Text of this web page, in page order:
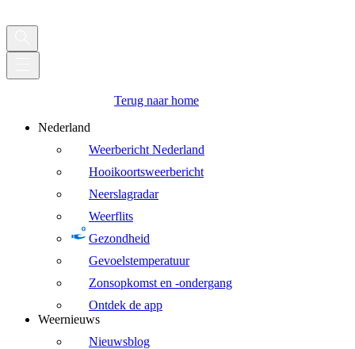
Terug naar home
Nederland
Weerbericht Nederland
Hooikoortsweerbericht
Neerslagradar
Weerflits
Gezondheid
Gevoelstemperatuur
Zonsopkomst en -ondergang
Ontdek de app
Weernieuws
Nieuwsblog